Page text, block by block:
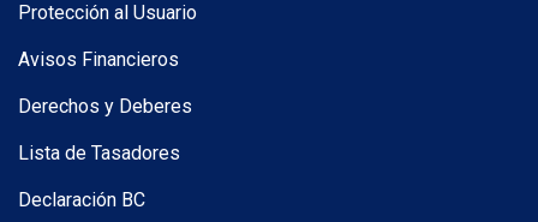
Protección al Usuario
Avisos Financieros
Derechos y Deberes
Lista de Tasadores
Declaración BC